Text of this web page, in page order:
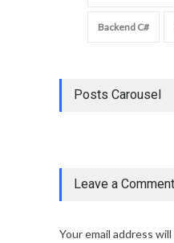
Backend C#
Posts Carousel
Leave a Comment
Your email address